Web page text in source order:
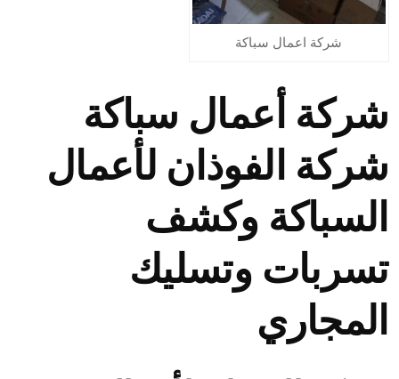
شركة اعمال سباكة
شركة أعمال سباكة
شركة الفوذان لأعمال
السباكة وكشف
تسربات وتسليك
المجاري